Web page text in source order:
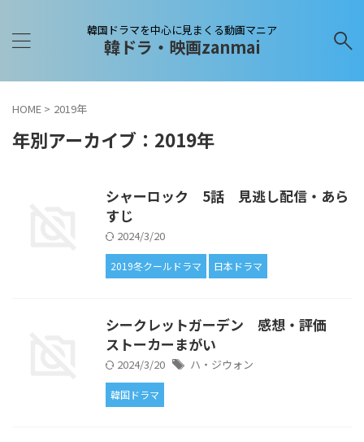
韓国ドラマを中心に見まくる動画マニア
韓ドラ・映画zanmai
HOME > 2019年
年別アーカイブ：2019年
シャーロック 5話 見逃し配信・あら
すじ
2024/3/20
2019冬クールドラマ 日本ドラマ
シークレットガーデン 感想・評価
ストーカーまがい
2024/3/20 ハ・ジウォン
韓国ドラマ